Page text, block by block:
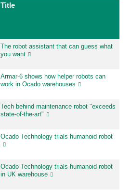
Title
The robot assistant that can guess what
you want
Armar-6 shows how helper robots can
work in Ocado warehouses
Tech behind maintenance robot "exceeds
state-of-the-art"
Ocado Technology trials humanoid robot
Ocado Technology trials humanoid robot
in UK warehouse